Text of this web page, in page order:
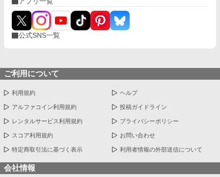
公式SNS一覧
ご利用について
利用規約 ヘルプ
アルファコイン利用規約 投稿ガイドライン
レンタルサービス利用規約 プライバシーポリシー
スコア利用規約 お問い合わせ
特定商取引法に基づく表示 利用者情報の外部送信について
会社情報